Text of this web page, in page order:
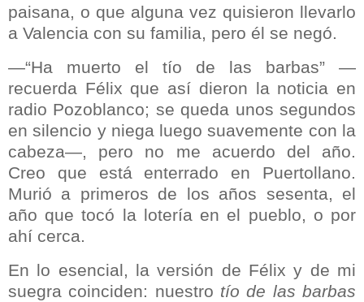
paisana, o que alguna vez quisieron llevarlo
a Valencia con su familia, pero él se negó.
—“Ha muerto el tío de las barbas” —
recuerda Félix que así dieron la noticia en
radio Pozoblanco; se queda unos segundos
en silencio y niega luego suavemente con la
cabeza—, pero no me acuerdo del año.
Creo que está enterrado en Puertollano.
Murió a primeros de los años sesenta, el
año que tocó la lotería en el pueblo, o por
ahí cerca.
En lo esencial, la versión de Félix y de mi
suegra coinciden: nuestro tío de las barbas